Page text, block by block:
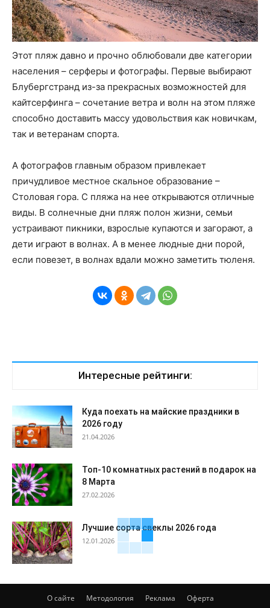
Этот пляж давно и прочно облюбовали две категории
населения – серферы и фотографы. Первые выбирают
Блубергстранд из-за прекрасных возможностей для
кайтсерфинга – сочетание ветра и волн на этом пляже
способно доставить массу удовольствия как новичкам,
так и ветеранам спорта.
А фотографов главным образом привлекает
причудливое местное скальное образование –
Столовая гора. С пляжа на нее открываются отличные
виды. В солнечные дни пляж полон жизни, семьи
устраивают пикники, взрослые купаются и загорают, а
дети играют в волнах. А в менее людные дни порой,
если повезет, в волнах вдали можно заметить тюленя.
Интересные рейтинги:
Куда поехать на майские праздники в
2026 году
21.04.2026
Топ-10 комнатных растений в подарок на
8 Марта
27.02.2026
Лучшие сорта свеклы 2026 года
12.01.2026
О сайте Методология Реклама
Оферта